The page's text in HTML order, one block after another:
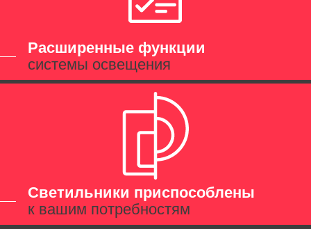
Расширенные функции
системы освещения
Светильники приспособлены
к вашим потребностям